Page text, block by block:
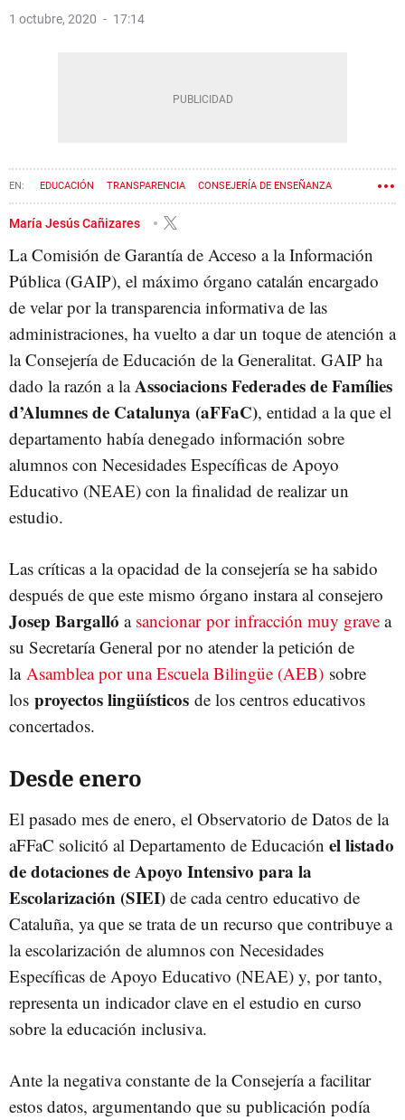
1 octubre, 2020 17:14
EDUCACIÓN TRANSPARENCIA CONSEJERÍA DE ENSEÑANZA
María Jesús Cañizares
La Comisión de Garantía de Acceso a la Información
Pública (GAIP), el máximo órgano catalán encargado
de velar por la transparencia informativa de las
administraciones, ha vuelto a dar un toque de atención a
la Consejería de Educación de la Generalitat. GAIP ha
dado la razón a laAssociacions Federades de Famílies
d’Alumnes de Catalunya (aFFaC), entidad a la que el
departamento había denegado información sobre
alumnos con Necesidades Específicas de Apoyo
Educativo (NEAE) con la finalidad de realizar un
estudio.
Las críticas a la opacidad de la consejería se ha sabido
después de que este mismo órgano instara al consejero
Josep Bargalló a sancionar por infracción muy grave a
su Secretaría General por no atender la petición de
la Asamblea por una Escuela Bilingüe (AEB) sobre
los proyectos lingüísticos de los centros educativos
concertados.
Desde enero
El pasado mes de enero, el Observatorio de Datos de la
aFFaC solicitó al Departamento de Educación el listado
de dotaciones de Apoyo Intensivo para la
Escolarización (SIEI) de cada centro educativo de
Cataluña, ya que se trata de un recurso que contribuye a
la escolarización de alumnos con Necesidades
Específicas de Apoyo Educativo (NEAE) y, por tanto,
representa un indicador clave en el estudio en curso
sobre la educación inclusiva.
Ante la negativa constante de la Consejería a facilitar
estos datos, argumentando que su publicación podía